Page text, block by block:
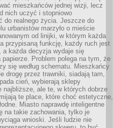
mieszkańców jednej wizji, lecz
nich uczyć i stopniowo
do realnego życia. Jeszcze do
urbanistów marzyło o mieście
od linijki, w którym każda
przypisaną funkcję, każdy ruch jest
a każda decyzja wydaje się
papierze. Problem polega na tym, że
się według schematu. Mieszkańcy
drogę przez trawniki, siadają tam,
cień, wybierają sklepy
najbliższe, ale te, w których dobrze
te place, które choć estetyczne,
Miasto naprawdę inteligentne
na takie zachowania, tylko je
wnioski. Jeśli ludzie nie